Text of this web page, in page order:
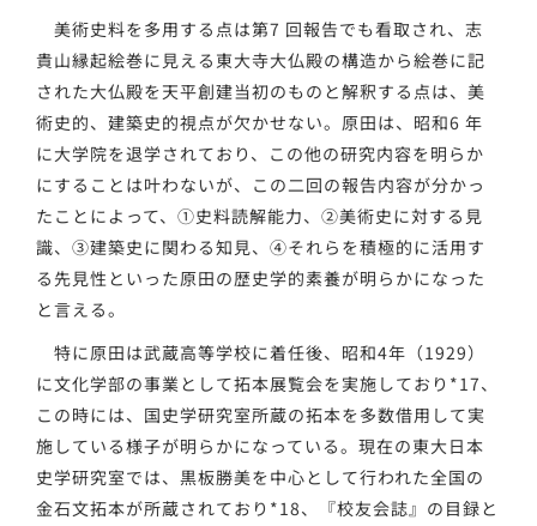
美術史料を多用する点は第7 回報告でも看取され、志
貴山縁起絵巻に見える東大寺大仏殿の構造から絵巻に記
された大仏殿を天平創建当初のものと解釈する点は、美
術史的、建築史的視点が欠かせない。原田は、昭和6 年
に大学院を退学されており、この他の研究内容を明らか
にすることは叶わないが、この二回の報告内容が分かっ
たことによって、①史料読解能力、②美術史に対する見
識、③建築史に関わる知見、④それらを積極的に活用す
る先見性といった原田の歴史学的素養が明らかになった
と言える。
特に原田は武蔵高等学校に着任後、昭和4年（1929）
に文化学部の事業として拓本展覧会を実施しており*17、
この時には、国史学研究室所蔵の拓本を多数借用して実
施している様子が明らかになっている。現在の東大日本
史学研究室では、黒板勝美を中心として行われた全国の
金石文拓本が所蔵されており*18、『校友会誌』の目録と